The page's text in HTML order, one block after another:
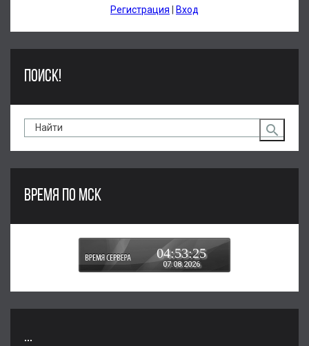
Регистрация
Вход
ПОИСК!
ВРЕМЯ ПО МСК
04:53:25
07.08.2026
...